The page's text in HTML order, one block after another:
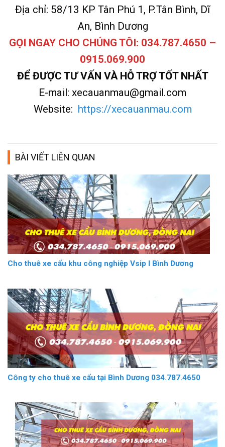
Địa chỉ: 58/13 KP Tân Phú 1, P.Tân Bình, Dĩ
An, Bình Dương
GỌI NGAY CHO CHÚNG TÔI: 034.787.4650 –
0915.069.900
ĐỂ ĐƯỢC TƯ VẤN VÀ HỖ TRỢ TỐT NHẤT
E-mail: xecauanmau@gmail.com
Website: https://xecauanmau.com
BÀI VIẾT LIÊN QUAN
Cho thuê xe cẩu khu công nghiệp Vsip I Bình Dương
Công ty cho thuê xe cẩu tại Bình Dương 034.787.4650